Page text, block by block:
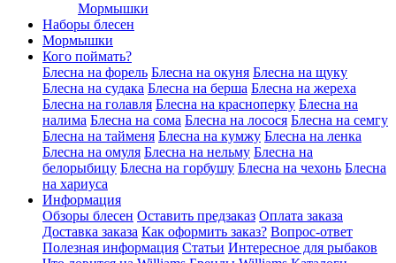
Мормышки
Наборы блесен
Мормышки
Кого поймать?
Блесна на форель Блесна на окуня Блесна на щуку
Блесна на судака Блесна на берша Блесна на жереха
Блесна на голавля Блесна на красноперку Блесна на
налима Блесна на сома Блесна на лосося Блесна на семгу
Блесна на тайменя Блесна на кумжу Блесна на ленка
Блесна на омуля Блесна на нельму Блесна на
белорыбицу Блесна на горбушу Блесна на чехонь Блесна
на хариуса
Информация
Обзоры блесен Оставить предзаказ Оплата заказа
Доставка заказа Как оформить заказ? Вопрос-ответ
Полезная информация Статьи Интересное для рыбаков